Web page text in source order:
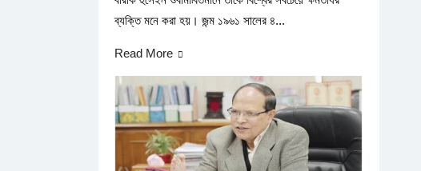
ব্যক্তি মনে করা হয়। জন্ম ১৯৬১ সালের ৪...
Read More